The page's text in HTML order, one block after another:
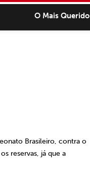
O Mais Querido
Brasileiro, contra o
reservas, já que a